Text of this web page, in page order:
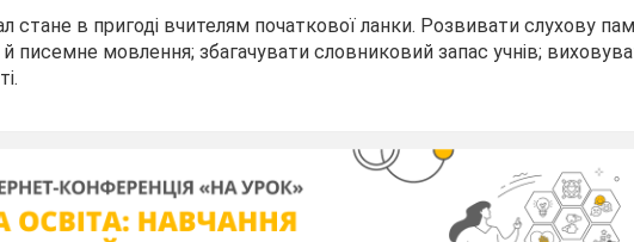
стане в пригоді вчителям початкової ланки. Розвивати слухову
й пи­семне мовлення; збагачувати словниковий запас учнів;